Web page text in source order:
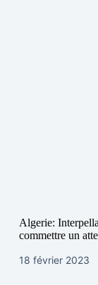
Algerie:
commettre un
18 février 2023